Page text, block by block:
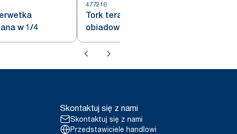
w 1/4
477216
Tork terakotowa serwetka
obiadowa
Skontaktuj się z nami
Skontaktuj się z nami
Przedstawiciele handlowi